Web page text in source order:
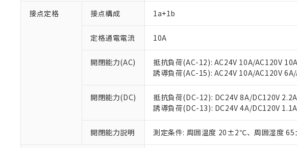
接点定格 接点構成 1a+1b
定格通電電流 10A
開閉能力(AC)
抵抗負荷(AC-12): AC24V 10A/AC120V
誘導負荷(AC-15): AC24V 10A/AC120V
開閉能力(DC)
抵抗負荷(DC-12): DC24V 8A/DC120V
誘導負荷(DC-13): DC24V 4A/DC120V
開閉能力説明 測定条件: 周囲温度 20±2℃、周囲湿度
ご利用条件
以下の条件をお読みいただき、同意の
本サービスは、当社制御機器事
くものです。
当社制御機器事業取扱商品の中
※1 対応状況
対応予定：EU RoHS指令（10物質）の
対応予定なし：EU RoHS指令（10物
調査・確認中：EU RoHS指令（10物質
非該当品：ライセンス料など無形物で
があります。
*EU RoHS指令（10物質）：
鉛(Pb) 1000ppm以下、 水銀(Hg) 1000ppm以下
六価クロム(Cr(Ⅵ)) 1000ppm以下、ポリ臭化ビフ
フタル酸ビス(2-エチルヘキシル) (DEHP)(別名：
※1 中国RoHS○×表
「○」：最大均質材料含有率が中国
「×」：最大均質材料含有率が中国
「－」：未確認です。当社販売部門へ
う）を輸出または国外への提供
などの必要な手続きをとります。
記
説明